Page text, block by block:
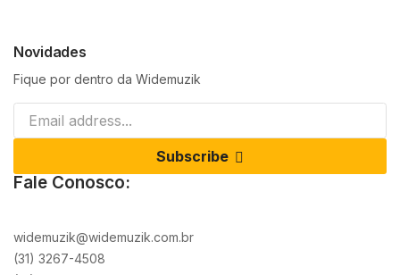
Novidades
Fique por dentro da Widemuzik
Subscribe
Fale Conosco:
widemuzik@widemuzik.com.br
(31) 3267-4508